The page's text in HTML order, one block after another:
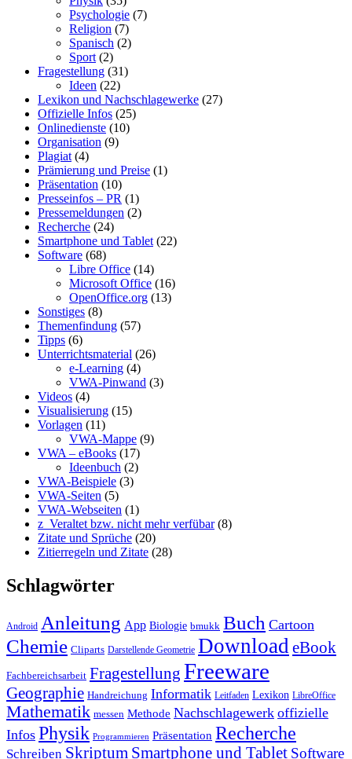
Psychologie (7)
Religion (7)
Spanisch (2)
Sport (2)
Fragestellung (31)
Ideen (22)
Lexikon und Nachschlagewerke (27)
Offizielle Infos (25)
Onlinedienste (10)
Organisation (9)
Plagiat (4)
Prämierung und Preise (1)
Präsentation (10)
Presseinfos – PR (1)
Pressemeldungen (2)
Recherche (24)
Smartphone und Tablet (22)
Software (68)
Libre Office (14)
Microsoft Office (16)
OpenOffice.org (13)
Sonstiges (8)
Themenfindung (57)
Tipps (6)
Unterrichtsmaterial (26)
e-Learning (4)
VWA-Pinwand (3)
Videos (4)
Visualisierung (15)
Vorlagen (11)
VWA-Mappe (9)
VWA – eBooks (17)
Ideenbuch (2)
VWA-Beispiele (3)
VWA-Seiten (5)
VWA-Webseiten (1)
z_Veraltet bzw. nicht mehr verfübar(8)
Zitate und Sprüche (20)
Zitierregeln und Zitate (28)
Schlagwörter
Android Anleitung App Biologie bmukk Buch Cartoon
Chemie Cliparts Darstellende Geometrie Download eBook
Fachbereichsarbeit Fragestellung Freeware
Geographie Handreichung Informatik Leitfaden Lexikon LibreOffice
Mathematik messen Methode Nachschlagewerk offizielle
Infos Physik Programmieren Präsentation Recherche
Schreiben Skriptum Smartphone und Tablet Software